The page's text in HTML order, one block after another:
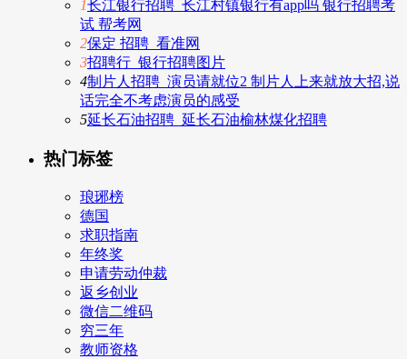
1长江银行招聘_长江村镇银行有app吗 银行招聘考
试 帮考网
2保定 招聘_看准网
3招聘行_银行招聘图片
4制片人招聘_演员请就位2 制片人上来就放大招,说
话完全不考虑演员的感受
5延长石油招聘_延长石油榆林煤化招聘
热门标签
琅琊榜
德国
求职指南
年终奖
申请劳动仲裁
返乡创业
微信二维码
穷三年
教师资格